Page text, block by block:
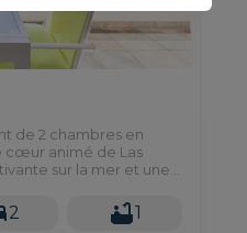
de 2 chambres en
cœur animé de Las
sur la mer et une
les amis en quête de
2 1